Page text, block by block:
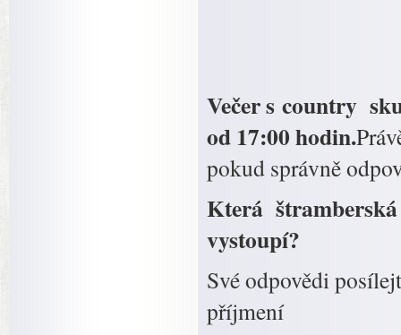
Večer s country
od 17:00 hodin.
pokud správně
Která štramberská
vystoupí?
Své odpovědi
příjmení